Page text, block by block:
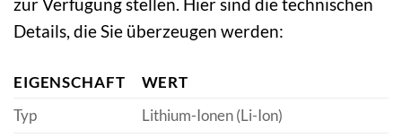
Details, die Sie überzeugen werden:
EIGENSCHAFT
WERT
Typ
Lithium-Ionen (Li-Ion)